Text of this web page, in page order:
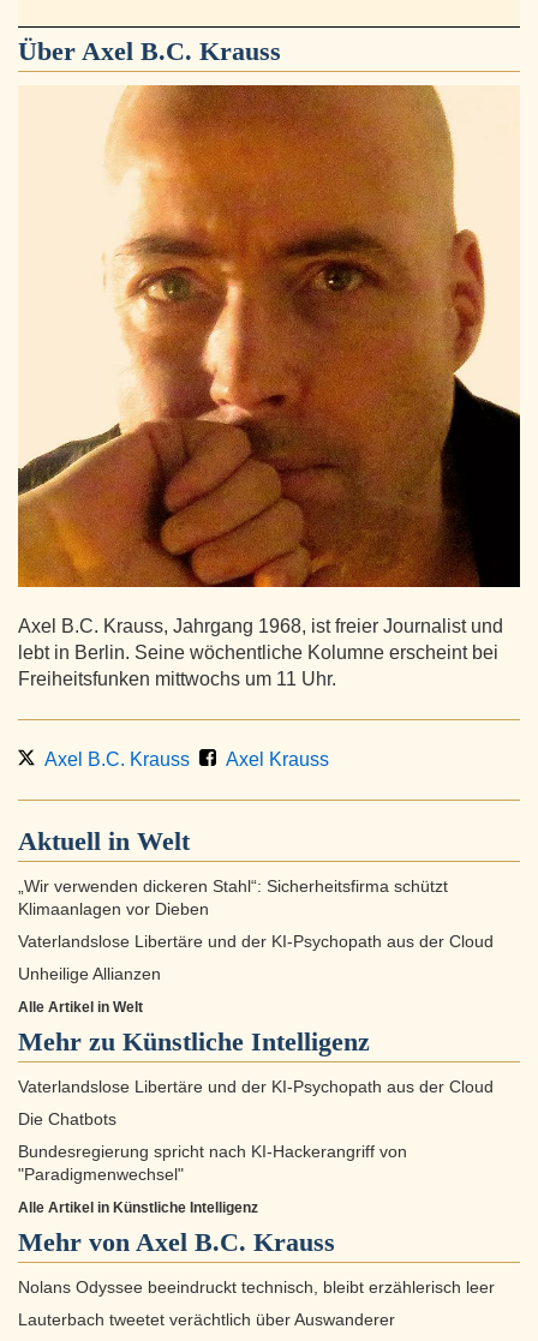
Über Axel B.C. Krauss
Axel B.C. Krauss, Jahrgang 1968, ist freier Journalist und
lebt in Berlin. Seine wöchentliche Kolumne erscheint bei
Freiheitsfunken mittwochs um 11 Uhr.
Axel B.C. Krauss Axel Krauss
Aktuell in Welt
„Wir verwenden dickeren Stahl“: Sicherheitsfirma schützt
Klimaanlagen vor Dieben
Vaterlandslose Libertäre und der KI-Psychopath aus der Cloud
Unheilige Allianzen
Alle Artikel in Welt
Mehr zu Künstliche Intelligenz
Vaterlandslose Libertäre und der KI-Psychopath aus der Cloud
Die Chatbots
Bundesregierung spricht nach KI-Hackerangriff von
"Paradigmenwechsel"
Alle Artikel in Künstliche Intelligenz
Mehr von Axel B.C. Krauss
Nolans Odyssee beeindruckt technisch, bleibt erzählerisch leer
Lauterbach tweetet verächtlich über Auswanderer